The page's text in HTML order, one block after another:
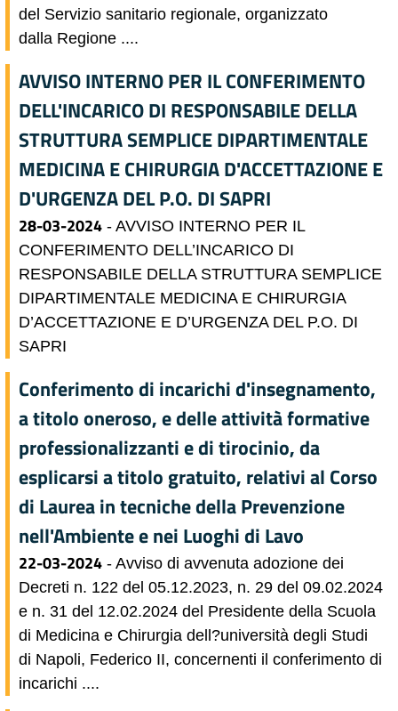
del Servizio sanitario regionale, organizzato
dalla Regione ....
AVVISO INTERNO PER IL CONFERIMENTO
DELL'INCARICO DI RESPONSABILE DELLA
STRUTTURA SEMPLICE DIPARTIMENTALE
MEDICINA E CHIRURGIA D'ACCETTAZIONE E
D'URGENZA DEL P.O. DI SAPRI
28-03-2024 - AVVISO INTERNO PER IL
CONFERIMENTO DELL’INCARICO DI
RESPONSABILE DELLA STRUTTURA SEMPLICE
DIPARTIMENTALE MEDICINA E CHIRURGIA
D’ACCETTAZIONE E D’URGENZA DEL P.O. DI
SAPRI
Conferimento di incarichi d'insegnamento,
a titolo oneroso, e delle attività formative
professionalizzanti e di tirocinio, da
esplicarsi a titolo gratuito, relativi al Corso
di Laurea in tecniche della Prevenzione
nell'Ambiente e nei Luoghi di Lavo
22-03-2024 - Avviso di avvenuta adozione dei
Decreti n. 122 del 05.12.2023, n. 29 del 09.02.2024
e n. 31 del 12.02.2024 del Presidente della Scuola
di Medicina e Chirurgia dell?università degli Studi
di Napoli, Federico II, concernenti il conferimento di
incarichi ....